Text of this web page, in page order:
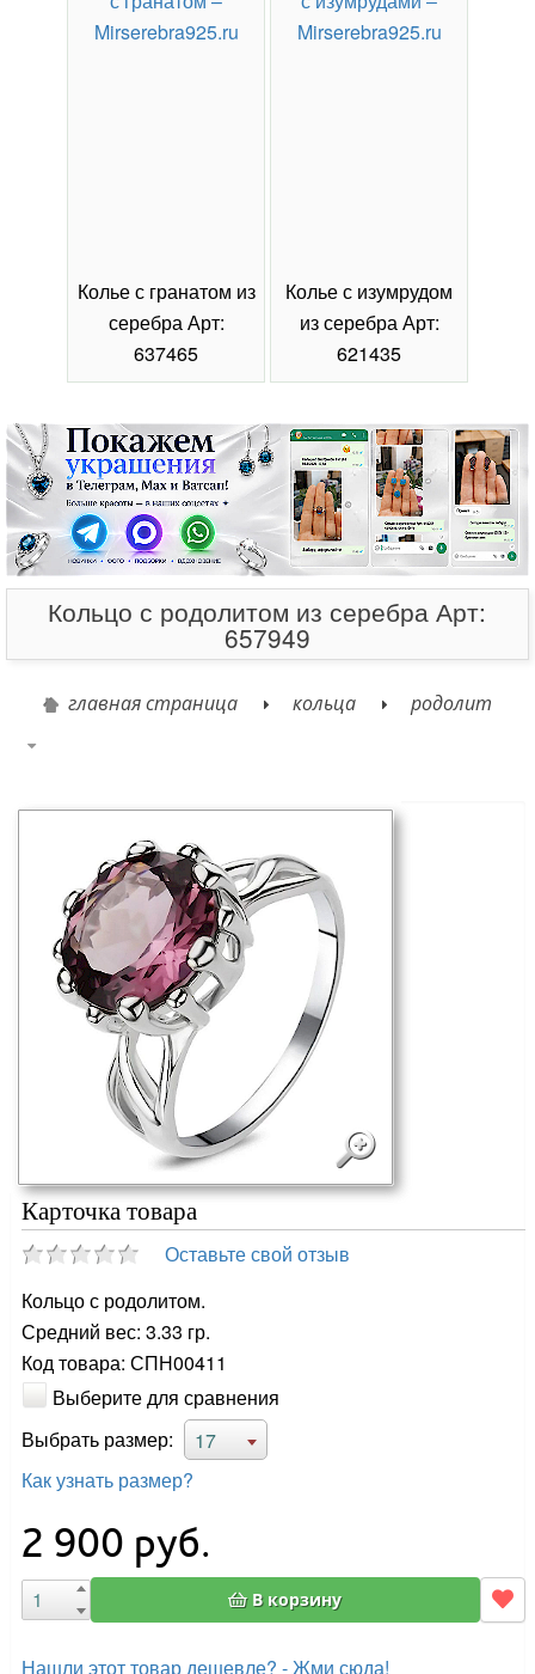
Колье с гранатом из
серебра Арт:
637465
Колье с изумрудом
из серебра Арт:
621435
Кольцо с родолитом из серебра Арт:
657949
главная страница кольца родолит
Карточка товара
Оставьте свой отзыв
Кольцо с родолитом.
Средний вес: 3.33 гр.
Код товара: СПН00411
Выберите для сравнения
Выбрать размер:
17
Как узнать размер?
2 900 руб.
В корзину
Нашли этот товар дешевле? - Жми сюда!